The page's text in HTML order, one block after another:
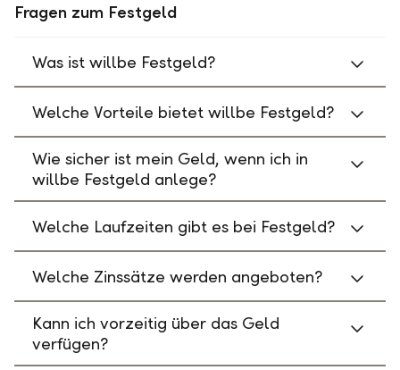
Fragen zum Festgeld
Was ist willbe Festgeld?
Welche Vorteile bietet willbe Festgeld?
Wie sicher ist mein Geld, wenn ich in
willbe Festgeld anlege?
Welche Laufzeiten gibt es bei Festgeld?
Welche Zinssätze werden angeboten?
Kann ich vorzeitig über das Geld
verfügen?